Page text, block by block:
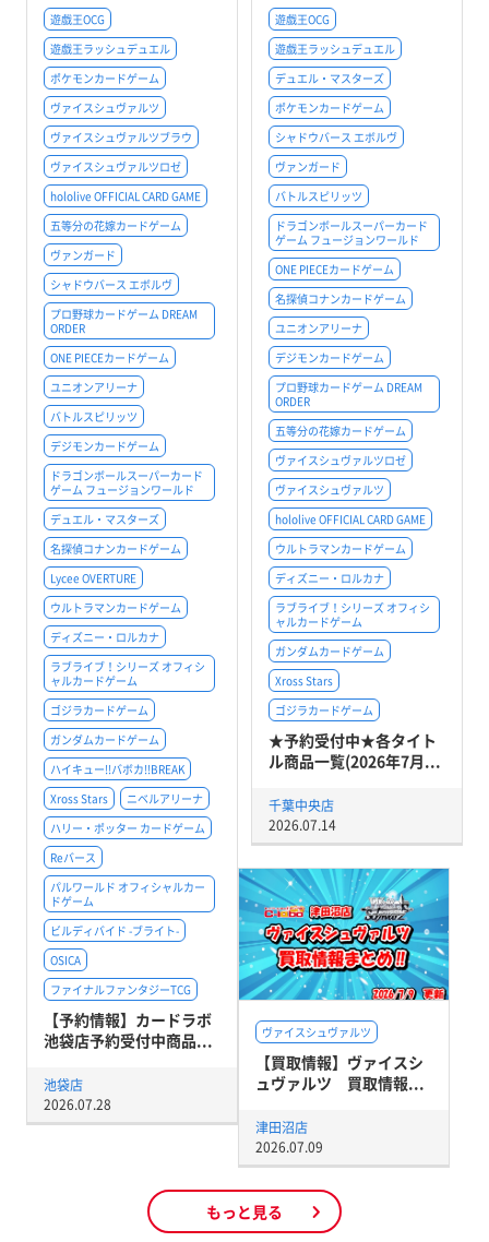
遊戯王OCG
遊戯王ラッシュデュエル
ポケモンカードゲーム
ヴァイスシュヴァルツ
ヴァイスシュヴァルツブラウ
ヴァイスシュヴァルツロゼ
hololive OFFICIAL CARD GAME
五等分の花嫁カードゲーム
ヴァンガード
シャドウバース エボルヴ
プロ野球カードゲーム DREAM
ORDER
ONE PIECEカードゲーム
ユニオンアリーナ
バトルスピリッツ
デジモンカードゲーム
ドラゴンボールスーパーカード
ゲーム フュージョンワールド
デュエル・マスターズ
名探偵コナンカードゲーム
Lycee OVERTURE
ウルトラマンカードゲーム
ディズニー・ロルカナ
ラブライブ！シリーズ オフィシ
ャルカードゲーム
ゴジラカードゲーム
ガンダムカードゲーム
ハイキュー!!バボカ!!BREAK
Xross Stars
ニベルアリーナ
ハリー・ポッター カードゲーム
Reバース
パルワールド オフィシャルカー
ドゲーム
ビルディバイド -ブライト-
OSICA
ファイナルファンタジーTCG
【予約情報】カードラボ
池袋店予約受付中商品...
池袋店
2026.07.28
遊戯王OCG
遊戯王ラッシュデュエル
デュエル・マスターズ
ポケモンカードゲーム
シャドウバース エボルヴ
ヴァンガード
バトルスピリッツ
ドラゴンボールスーパーカード
ゲーム フュージョンワールド
ONE PIECEカードゲーム
名探偵コナンカードゲーム
ユニオンアリーナ
デジモンカードゲーム
プロ野球カードゲーム DREAM
ORDER
五等分の花嫁カードゲーム
ヴァイスシュヴァルツロゼ
ヴァイスシュヴァルツ
hololive OFFICIAL CARD GAME
ウルトラマンカードゲーム
ディズニー・ロルカナ
ラブライブ！シリーズ オフィシ
ャルカードゲーム
ガンダムカードゲーム
Xross Stars
ゴジラカードゲーム
★予約受付中★各タイト
ル商品一覧(2026年7月...
千葉中央店
2026.07.14
ヴァイスシュヴァルツ
【買取情報】ヴァイスシ
ュヴァルツ 買取情報...
津田沼店
2026.07.09
もっと見る